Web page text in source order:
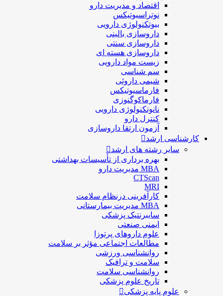
اقتصاد و مديريت دارو
نوتراسیوتیکس
بيوتكنولوژی دارویی
داروسازی بالينی
داروسازی سنتی
داروسازی هسته ای
زیست مواد دارویی
سم شناسی
شيمی داروئی
فارماسيوتيكس
فارماكوگنوزی
نانوتکنولوژی دارویی
كنترل دارو
آزمون ارتقا داروسازی
کارشناسی ارشد
سایر رشته های ارشد
بهره برداری از تأسیسات بهداشتی
MBA مدیریت دارو
CTScan
MRI
کارآفرینی درنظام سلامت
MBA مدیریت بیمارستانی
سایبرنتیک پزشکی
ایمنی صنعتی
علوم داروهای پرتوزا
مطالعات اجتماعی مؤثر بر سلامت
روانشناسی ورزشی
سلامت و ترافیک
روانشناسی سلامت
تاریخ علوم پزشکی
علوم پایه پزشکی